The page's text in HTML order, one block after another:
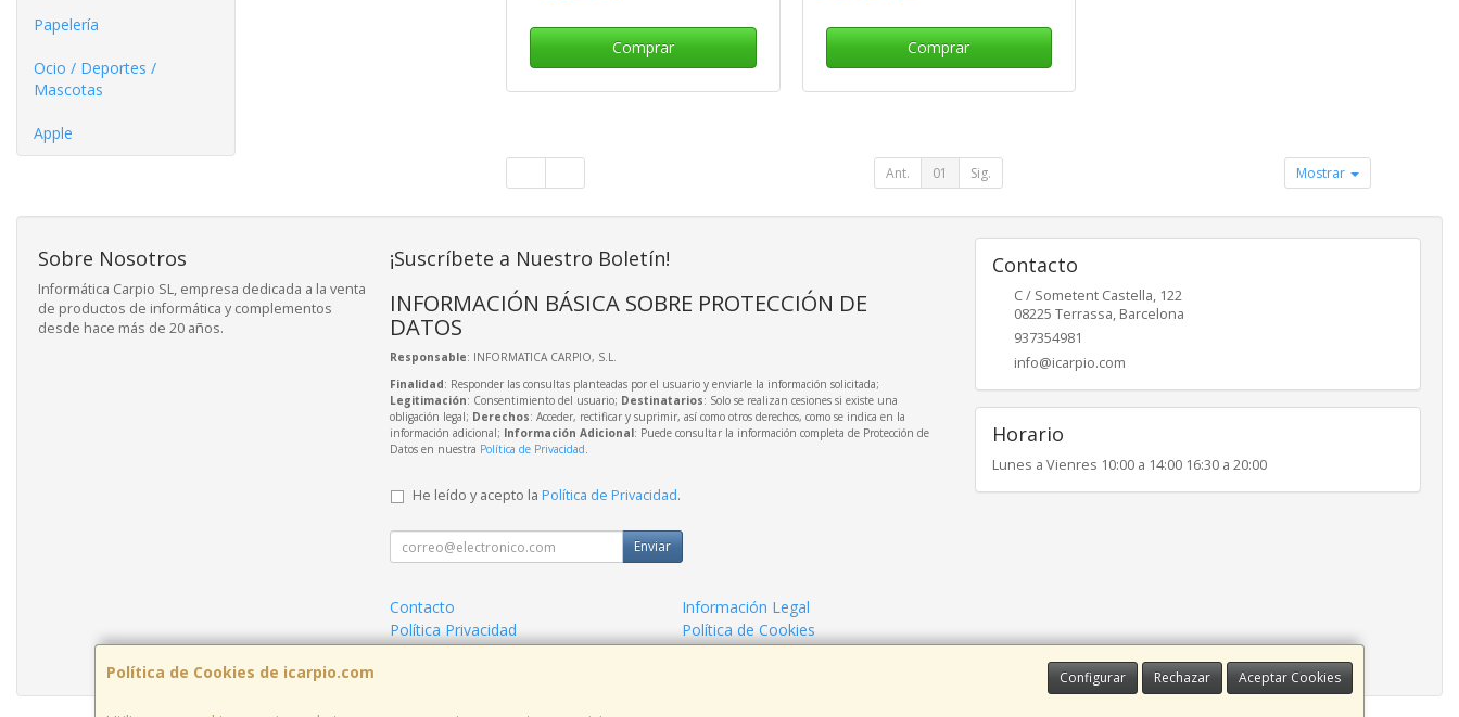
Papelería
Ocio / Deportes /
Mascotas
Apple
Comprar Comprar
Ant. 01 Sig. Mostrar
Política de Cookies de icarpio.com Configurar Rechazar Aceptar Cookies
Sobre Nosotros
Informática Carpio SL, empresa dedicada a la venta
de productos de informática y complementos
desde hace más de 20 años.
¡Suscríbete a Nuestro Boletín!
INFORMACIÓN BÁSICA SOBRE PROTECCIÓN DE
DATOS
Responsable: INFORMATICA CARPIO, S.L.
Finalidad: Responder las consultas planteadas por el usuario y enviarle la información solicitada;
Legitimación: Consentimiento del usuario; Destinatarios: Solo se realizan cesiones si existe una
obligación legal; Derechos: Acceder, rectificar y suprimir, así como otros derechos, como se indica en la
información adicional; Información Adicional: Puede consultar la información completa de Protección de
Datos en nuestra Política de Privacidad.
He leído y acepto la Política de Privacidad.
Enviar
Contacto
Información Legal
Política Privacidad
Política de Cookies
Contacto
C / Sometent Castella, 122
08225 Terrassa, Barcelona
937354981
info@icarpio.com
Horario
Lunes a Vienres 10:00 a 14:00 16:30 a 20:00